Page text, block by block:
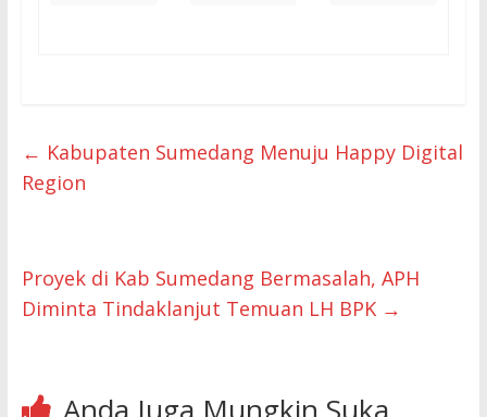
← Kabupaten Sumedang Menuju Happy Digital
Region
Proyek di Kab Sumedang Bermasalah, APH
Diminta Tindaklanjut Temuan LH BPK →
Anda Juga Mungkin Suka